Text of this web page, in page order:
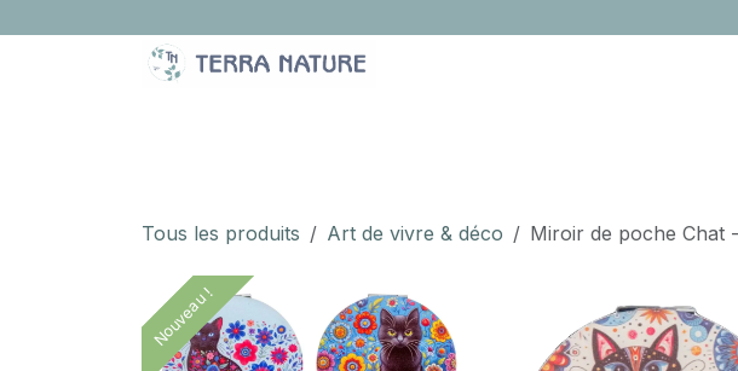
Tous les produits Art de vivre & déco Miroir de poche Chat
Nouveau !
Nouveau !
Nouveau !
Nouveau !
Nouveau !